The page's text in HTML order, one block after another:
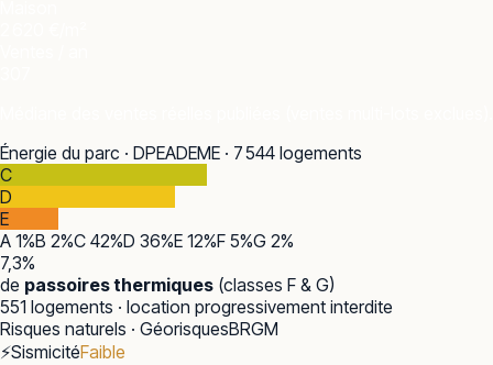
Énergie du parc · DPEADEME · 7 544 logements
C
D
E
A 1%B 2%C 42%D 36%E 12%F 5%G 2%
7,3%
de passoires thermiques (classes F & G)
551 logements · location progressivement interdite
Risques naturels · GéorisquesBRGM
⚡SismicitéFaible